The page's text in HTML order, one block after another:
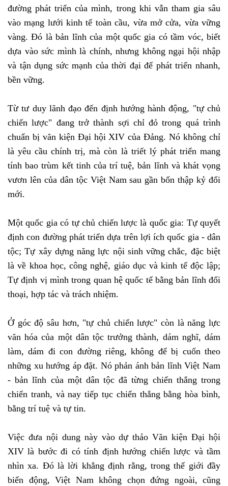
đường phát triển của mình, trong khi vẫn tham gia sâu
vào mạng lưới kinh tế toàn cầu, vừa mở cửa, vừa vững
vàng. Đó là bản lĩnh của một quốc gia có tầm vóc, biết
dựa vào sức mình là chính, nhưng không ngại hội nhập
và tận dụng sức mạnh của thời đại để phát triển nhanh,
bền vững.
Từ tư duy lãnh đạo đến định hướng hành động, "tự chủ
chiến lược" đang trở thành sợi chỉ đỏ trong quá trình
chuẩn bị văn kiện Đại hội XIV của Đảng. Nó không chỉ
là yêu cầu chính trị, mà còn là triết lý phát triển mang
tính bao trùm kết tinh của trí tuệ, bản lĩnh và khát vọng
vươn lên của dân tộc Việt Nam sau gần bốn thập kỷ đổi
mới.
Một quốc gia có tự chủ chiến lược là quốc gia: Tự quyết
định con đường phát triển dựa trên lợi ích quốc gia - dân
tộc; Tự xây dựng năng lực nội sinh vững chắc, đặc biệt
là về khoa học, công nghệ, giáo dục và kinh tế độc lập;
Tự định vị mình trong quan hệ quốc tế bằng bản lĩnh đối
thoại, hợp tác và trách nhiệm.
Ở góc độ sâu hơn, "tự chủ chiến lược" còn là năng lực
văn hóa của một dân tộc trưởng thành, dám nghĩ, dám
làm, dám đi con đường riêng, không để bị cuốn theo
những xu hướng áp đặt. Nó phản ánh bản lĩnh Việt Nam
- bản lĩnh của một dân tộc đã từng chiến thắng trong
chiến tranh, và nay tiếp tục chiến thắng bằng hòa bình,
bằng trí tuệ và tự tin.
Việc đưa nội dung này vào dự thảo Văn kiện Đại hội
XIV là bước đi có tính định hướng chiến lược và tầm
nhìn xa. Đó là lời khẳng định rằng, trong thế giới đầy
biến động, Việt Nam không chọn đứng ngoài, cũng